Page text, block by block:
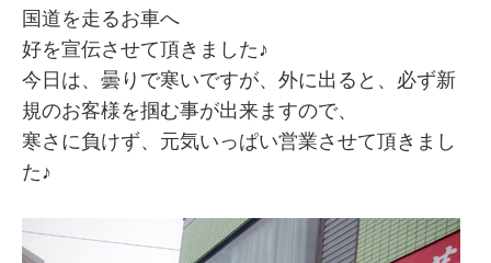
国道を走るお車へ
好を宣伝させて頂きました♪
今日は、曇りで寒いですが、外に出ると、必ず新
規のお客様を掴む事が出来ますので、
寒さに負けず、元気いっぱい営業させて頂きまし
た♪